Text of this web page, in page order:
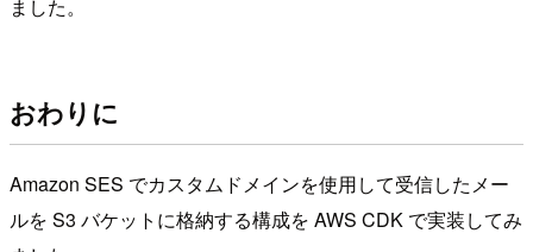
ました。
おわりに
Amazon SES でカスタムドメインを使用して受信したメー
ルを S3 バケットに格納する構成を AWS CDK で実装してみ